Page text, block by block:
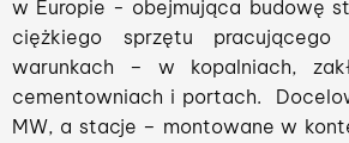
w Europie - obejmująca budowę
ciężkiego sprzętu pracującego
warunkach – w kopalniach,
cementowniach i portach.
MW, a stacje – montowane w